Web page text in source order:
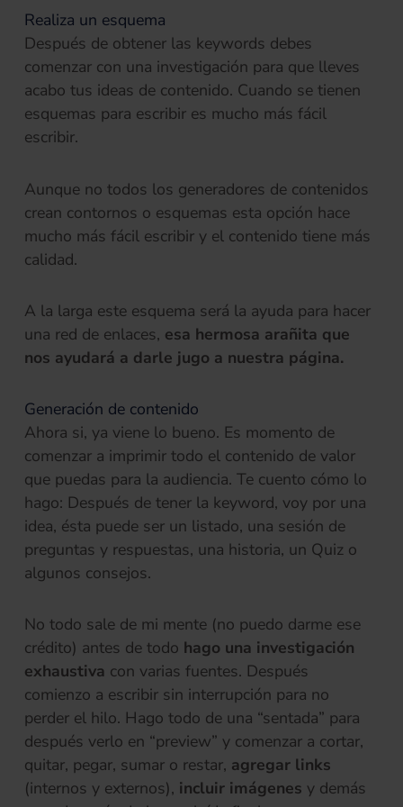
Realiza un esquema
Después de obtener las keywords debes
comenzar con una investigación para que lleves
acabo tus ideas de contenido. Cuando se tienen
esquemas para escribir es mucho más fácil
escribir.
Aunque no todos los generadores de contenidos
crean contornos o esquemas esta opción hace
mucho más fácil escribir y el contenido tiene más
calidad.
A la larga este esquema será la ayuda para hacer
una red de enlaces, esa hermosa arañita que
nos ayudará a darle jugo a nuestra página.
Generación de contenido
Ahora si, ya viene lo bueno. Es momento de
comenzar a imprimir todo el contenido de valor
que puedas para la audiencia. Te cuento cómo lo
hago: Después de tener la keyword, voy por una
idea, ésta puede ser un listado, una sesión de
preguntas y respuestas, una historia, un Quiz o
algunos consejos.
No todo sale de mi mente (no puedo darme ese
crédito) antes de todo hago una investigación
exhaustiva con varias fuentes. Después
comienzo a escribir sin interrupción para no
perder el hilo. Hago todo de una “sentada” para
después verlo en “preview” y comenzar a cortar,
quitar, pegar, sumar o restar, agregar links
(internos y externos), incluir imágenes y demás